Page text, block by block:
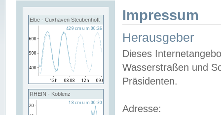
Elbe - Cuxhaven Steubenhöft
RHEIN - Koblenz
Impressum
Herausgeber
Dieses
Wasserstraßen und
Präsidenten.
Adresse: